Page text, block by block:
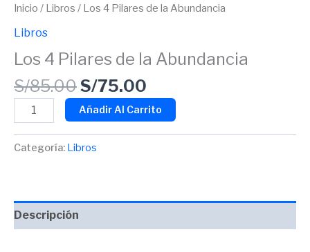
Inicio / Libros / Los 4 Pilares de la Abundancia
Libros
Los 4 Pilares de la Abundancia
S/85.00S/75.00
Añadir Al Carrito
Categoría: Libros
Descripción